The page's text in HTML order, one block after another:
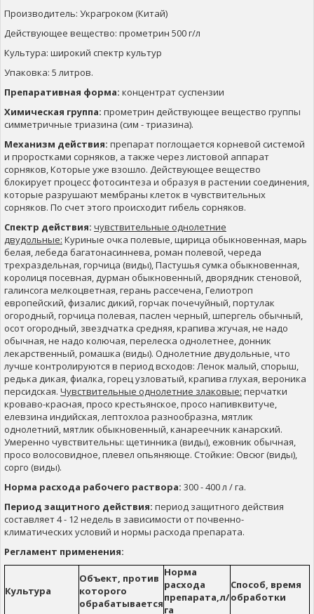
Производитель: Украгроком (Китай)
Действующее вещество: прометрин 500 г/л
Культура: широкий спектр культур
Упаковка: 5 литров.
Препаративная форма: концентрат суспензии
Химическая группа: прометрин действующее вещество группы
симметричные триазина (сим - триазина).
Механизм действия: препарат поглощается корневой системой
и проростками сорняков, а также через листовой аппарат
сорняков, Которые уже взошло. Действующее вещество
блокирует процесс фотосинтеза и образуя в растении соединения,
которые разрушают мембраны клеток в чувствительных
сорняков. По счет этого происходит гибель сорняков.
Спектр действия: чувствительные однолетние
двудольные: Куриные очка полевые, щирица обыкновенная, марь
белая, лебеда багатонасиннева, роман полевой, череда
трехраздельная, горчица (виды), Пастушья сумка обыкновенная,
королиця посевная, дурман обыкновенный, дворядник стеновой,
галинсога мелкоцветная, герань рассечена, Гелиотроп
европейский, физалис дикий, горчак почечуйный, портулак
огородный, горчица полевая, паслен черный, шпергель обычный,
осот огородный, звездчатка средняя, крапива жгучая, не надо
обычная, не надо колючая, перелеска однолетнее, донник
лекарственный, ромашка (виды). Однолетние двудольные, что
лучше контролируются в период всходов: Ленок малый, спорыш,
редька дикая, фиалка, горец узловатый, крапива глухая, вероника
персидская. Чувствительные однолетние злаковые: перчатки
кроваво-красная, просо крестьянское, просо напивквитуче,
елевзина индийская, лептохлоа разнообразна, мятлик
однолетний, мятлик обыкновенный, канареечник канарский.
Умеренно чувствительны: щетинника (виды), ежовник обычная,
просо волосовидное, плевел опьяняюще. Стойкие: Овсюг (виды),
сорго (виды).
Норма расхода рабочего раствора: 300 - 400 л / га.
Период защитного действия: период защитного действия
составляет 4 - 12 недель в зависимости от почвенно-
климатических условий и нормы расхода препарата.
Pегламент применения:
Культура
Объект, против
которого
обрабатывается
Норма
расхода
препарата,л/
га
Способ, время
обработки